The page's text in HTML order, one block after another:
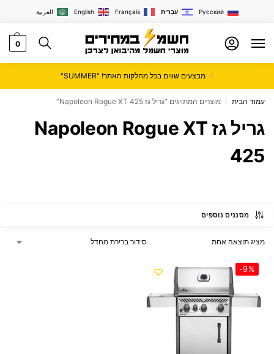
العربية English Français עִבְרִית Русский
0
מבצעים שווים בכל מחלקות האתר! "SUMMER"
עמוד הבית / מוצרים המתויגים “‏גריל ‏גז Napoleon Rogue XT 425”
‏גריל ‏גז Napoleon Rogue XT
425
מסננים נוספים
מציג תוצאה אחת
-9%